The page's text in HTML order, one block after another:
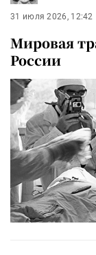
31 июля 2026, 12:42
Мировая
России